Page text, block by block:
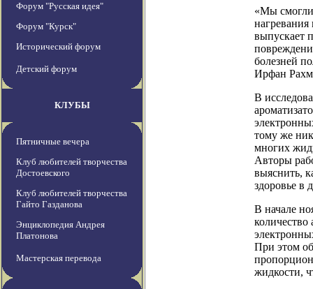
Форум "Русская идея"
Форум "Курск"
Исторический форум
Детский форум
КЛУБЫ
Пятничные вечера
Клуб любителей творчества
Достоевского
Клуб любителей творчества
Гайто Газданова
Энциклопедия Андрея
Платонова
Мастерская перевода
«Мы смогли
нагревания
выпускает
болезней
Ирфан
В
тому же
многих
Авторы
выяснить,
здоровье в
В начале
количество
При этом
жидкости,